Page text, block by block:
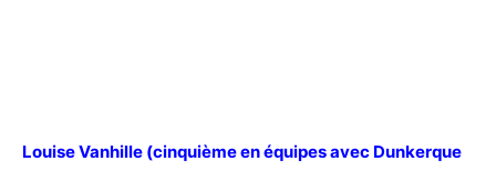
Louise Vanhille (cinquième en équipes avec Dunkerque